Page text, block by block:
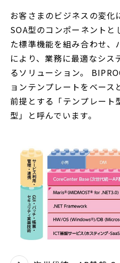
お客さまのビジネスの変化
SOA型のコンポーネント
た標準機能を組み合わせ、
により、業務に最適なシス
るソリューション。
ョンテンプレートをベース
前提とする「テンプレート
型」と呼んでいます。